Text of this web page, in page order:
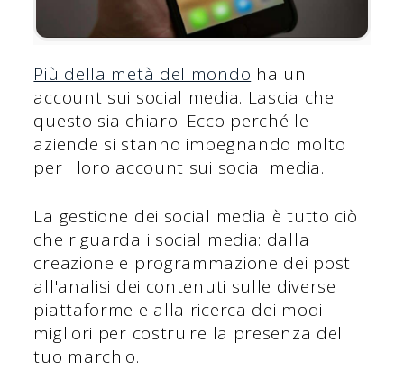
Più della metà del mondo ha un
account sui social media. Lascia che
questo sia chiaro. Ecco perché le
aziende si stanno impegnando molto
per i loro account sui social media.
La gestione dei social media è tutto ciò
che riguarda i social media: dalla
creazione e programmazione dei post
all'analisi dei contenuti sulle diverse
piattaforme e alla ricerca dei modi
migliori per costruire la presenza del
tuo marchio.